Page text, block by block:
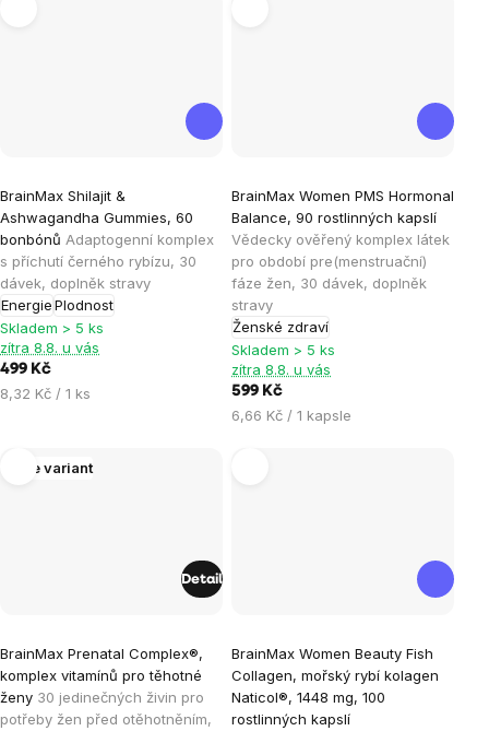
BrainMax Shilajit &
Ashwagandha Gummies, 60
bonbónů Adaptogenní komplex
s příchutí černého rybízu, 30
dávek, doplněk stravy
EnergiePlodnost
hodnocení
produktu
je
4,7
z
5
hvězdiček.
Skladem > 5 ks
zítra 8.8. u vás
499 Kč
Měrná
8,32 Kč / 1 ks
BrainMax Women PMS Hormonal
Balance, 90 rostlinných kapslí
Vědecky ověřený komplex látek
pro období pre(menstruační)
fáze žen, 30 dávek, doplněk
stravy
Ženské zdraví
hodnocení
produktu
je
5,0
z
5
hvězdiček.
Skladem > 5 ks
zítra 8.8. u vás
599 Kč
Měrná
6,66 Kč / 1 kapsle
Více variant
BrainMax Prenatal Complex®,
komplex vitamínů pro těhotné
ženy 30 jedinečných živin pro
potřeby žen před otěhotněním,
hodnocení
produktu
je
Detail
BrainMax Women Beauty Fish
Collagen, mořský rybí kolagen
Naticol®, 1448 mg, 100
rostlinných kapslí
hodnocení
produktu
je